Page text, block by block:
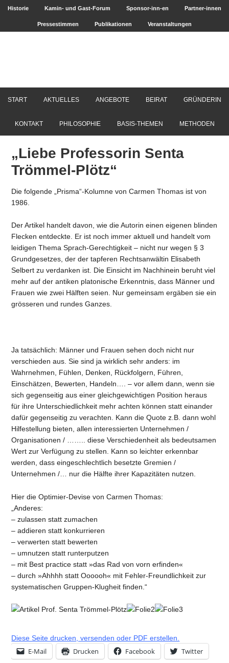
Historie Kamin- und Gast-Forum Sponsor-inn-en Partner-innen
Pressestimmen Publikationen Veranstaltungen
START AKTUELLES ANGEBOTE BEIRAT GRÜNDERIN
KONTAKT PHILOSOPHIE BASIS-THEMEN METHODEN
„Liebe Professorin Senta
Trömmel-Plötz“
Die folgende „Prisma“-Kolumne von Carmen Thomas ist von
1986.
Der Artikel handelt davon, wie die Autorin einen eigenen blinden
Flecken entdeckte. Er ist noch immer aktuell und handelt vom
leidigen Thema Sprach-Gerechtigkeit – nicht nur wegen § 3
Grundgesetzes, der der tapferen Rechtsanwältin Elisabeth
Selbert zu verdanken ist. Die Einsicht im Nachhinein beruht viel
mehr auf der antiken platonische Erkenntnis, dass Männer und
Frauen wie zwei Hälften seien. Nur gemeinsam ergäben sie ein
grösseren und rundes Ganzes.
Ja tatsächlich: Männer und Frauen sehen doch nicht nur
verschieden aus. Sie sind ja wirklich sehr anders: im
Wahrnehmen, Fühlen, Denken, Rückfolgern, Führen,
Einschätzen, Bewerten, Handeln…. – vor allem dann, wenn sie
sich gegenseitig aus einer gleichgewichtigen Position heraus
für ihre Unterschiedlichkeit mehr achten können statt einander
dafür gegenseitig zu verachten. Kann die Quote z.B. dann wohl
Hilfestellung bieten, allen interessierten Unternehmen /
Organisationen / …….. diese Verschiedenheit als bedeutsamen
Wert zur Verfügung zu stellen. Kann so leichter erkennbar
werden, dass eingeschlechtlich besetzte Gremien /
Unternehmen /… nur die Hälfte ihrer Kapazitäten nutzen.
Hier die Optimier-Devise von Carmen Thomas:
„Anderes:
– zulassen statt zumachen
– addieren statt konkurrieren
– verwerten statt bewerten
– umnutzen statt runterputzen
– mit Best practice statt »das Rad von vorn erfinden«
– durch »Ahhhh statt Oooooh« mit Fehler-Freundlichkeit zur
systematischen Gruppen-Klugheit finden.“
Diese Seite drucken, versenden oder PDF erstellen.
E-Mail Drucken Facebook Twitter